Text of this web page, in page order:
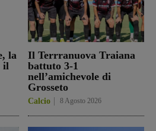
la
il
Il Terrranuova Traiana
battuto 3-1
nell’amichevole di
Grosseto
Calcio 8 Agosto 2026